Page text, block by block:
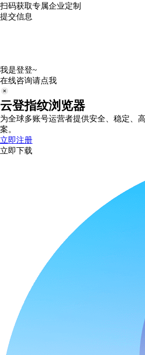
扫码获取专属企业定制
提交信息
我是登登~
在线咨询请点我
云登指纹浏览器
为全球多账号运营者提供安全、稳定、
案。
立即注册
立即下载